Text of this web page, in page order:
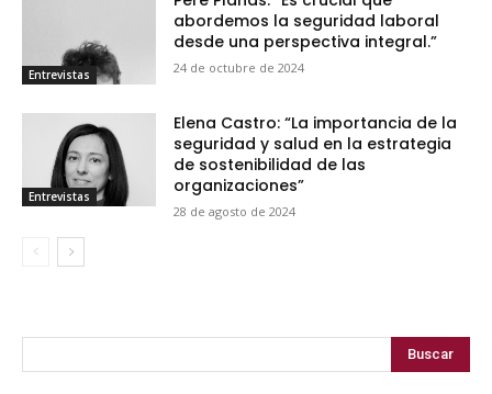
Entrevistas
abordemos la seguridad laboral
desde una perspectiva integral.”
24 de octubre de 2024
Entrevistas
Elena Castro: “La importancia de la
seguridad y salud en la estrategia
de sostenibilidad de las
organizaciones”
28 de agosto de 2024
Buscar